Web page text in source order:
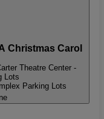
Christmas Carol
Theatre Center -
Lots
Parking Lots